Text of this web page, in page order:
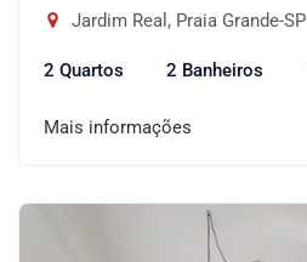
Jardim Real, Praia Grande-SP
2 Quartos 2 Banheiros
Mais informações